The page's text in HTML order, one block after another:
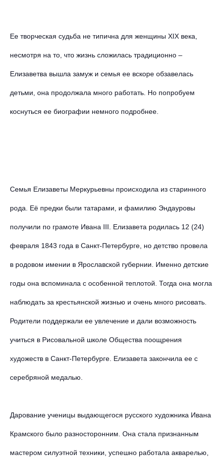
Ее творческая судьба не типична для женщины XIX века,
несмотря на то, что жизнь сложилась традиционно –
Елизаветва вышла замуж и семья ее вскоре обзавелась
детьми, она продолжала много работать. Но попробуем
коснуться ее биографии немного подробнее.
Семья Елизаветы Меркурьевны происходила из старинного
рода. Её предки были татарами, и фамилию Эндауровы
получили по грамоте Ивана III. Елизавета родилась 12 (24)
февраля 1843 года в Санкт-Петербурге, но детство провела
в родовом имении в Ярославской губернии. Именно детские
годы она вспоминала с особенной теплотой. Тогда она могла
наблюдать за крестьянской жизнью и очень много рисовать.
Родители поддержали ее увлечение и дали возможность
учиться в Рисовальной школе Общества поощрения
художеств в Санкт-Петербурге. Елизавета закончила ее с
серебряной медалью.
Дарование ученицы выдающегося русского художника Ивана
Крамского было разносторонним. Она стала признанным
мастером силуэтной техники, успешно работала акварелью,